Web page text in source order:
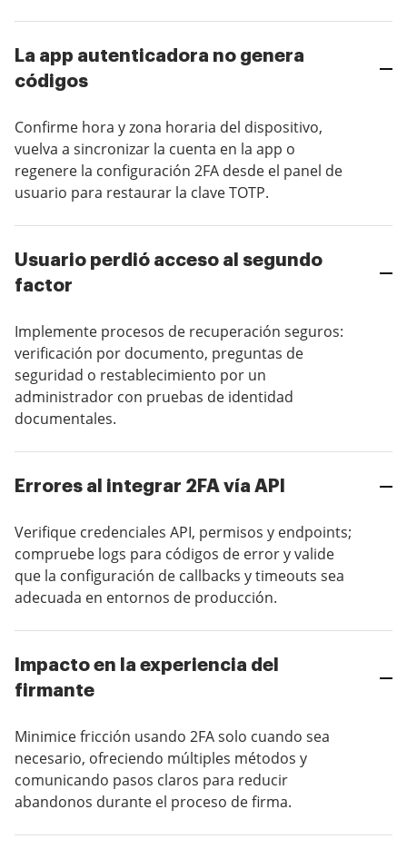
La app autenticadora no genera
códigos
Confirme hora y zona horaria del dispositivo,
vuelva a sincronizar la cuenta en la app o
regenere la configuración 2FA desde el panel de
usuario para restaurar la clave TOTP.
Usuario perdió acceso al segundo
factor
Implemente procesos de recuperación seguros:
verificación por documento, preguntas de
seguridad o restablecimiento por un
administrador con pruebas de identidad
documentales.
Errores al integrar 2FA vía API
Verifique credenciales API, permisos y endpoints;
compruebe logs para códigos de error y valide
que la configuración de callbacks y timeouts sea
adecuada en entornos de producción.
Impacto en la experiencia del
firmante
Minimice fricción usando 2FA solo cuando sea
necesario, ofreciendo múltiples métodos y
comunicando pasos claros para reducir
abandonos durante el proceso de firma.